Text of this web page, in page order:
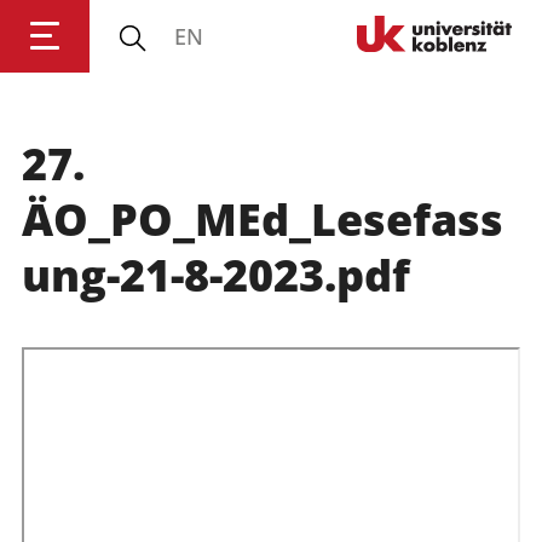
Forschung
Studium
Transfer
EN
27.
ÄO_PO_MEd_Lesefass
ung-21-8-2023.pdf